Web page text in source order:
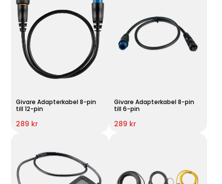
Givare Adapterkabel 8-pin
till 12-pin
289 kr
Givare Adapterkabel 8-pin
till 6-pin
289 kr